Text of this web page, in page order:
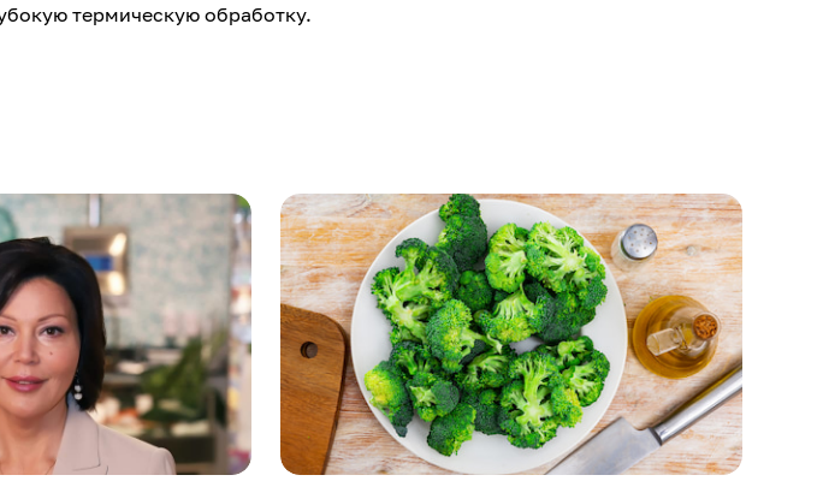
термическую обработку.